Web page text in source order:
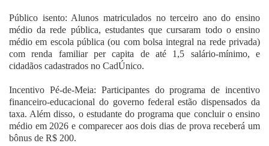
Público isento: Alunos matriculados no terceiro ano do ensino
médio da rede pública, estudantes que cursaram todo o ensino
médio em escola pública (ou com bolsa integral na rede privada)
com renda familiar per capita de até 1,5 salário-mínimo, e
cidadãos cadastrados no CadÚnico.
Incentivo Pé-de-Meia: Participantes do programa de incentivo
financeiro-educacional do governo federal estão dispensados da
taxa. Além disso, o estudante do programa que concluir o ensino
médio em 2026 e comparecer aos dois dias de prova receberá um
bônus de R$ 200.